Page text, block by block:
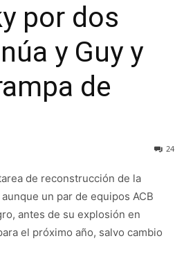
por dos
y Guy y
de
24
de reconstrucción de la
un par de equipos ACB
antes de su explosión en
el próximo año, salvo cambio